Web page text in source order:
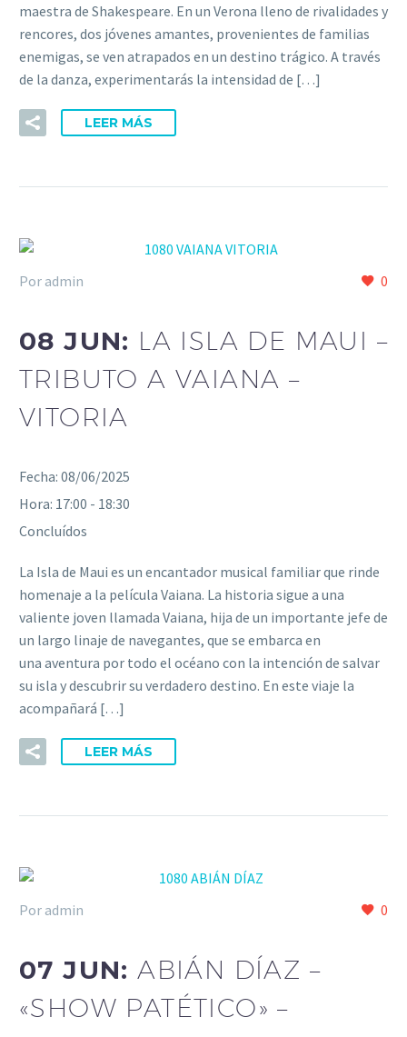
maestra de Shakespeare. En un Verona lleno de rivalidades y
rencores, dos jóvenes amantes, provenientes de familias
enemigas, se ven atrapados en un destino trágico. A través
de la danza, experimentarás la intensidad de […]
LEER MÁS
0
Por admin
08 JUN: LA ISLA DE MAUI –
TRIBUTO A VAIANA –
VITORIA
Fecha: 08/06/2025
Hora: 17:00 - 18:30
Concluídos
La Isla de Maui es un encantador musical familiar que rinde
homenaje a la película Vaiana. La historia sigue a una
valiente joven llamada Vaiana, hija de un importante jefe de
un largo linaje de navegantes, que se embarca en
una aventura por todo el océano con la intención de salvar
su isla y descubrir su verdadero destino. En este viaje la
acompañará […]
LEER MÁS
0
Por admin
07 JUN:ABIÁN DÍAZ –
«SHOW PATÉTICO» –